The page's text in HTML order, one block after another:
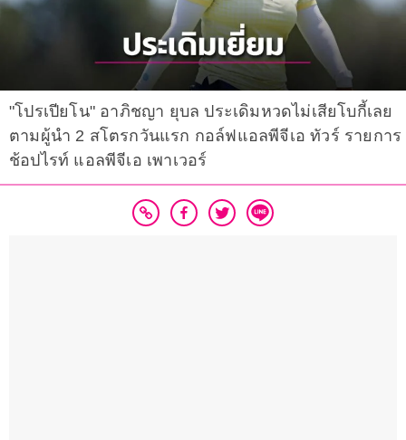
"โปรเปียโน" อาภิชญา ยุบล ประเดิมหวดไม่เสียโบกี้เลย
ตามผู้นำ 2 สโตรกวันแรก กอล์ฟแอลพีจีเอ ทัวร์ รายการ
ช้อปไรท์ แอลพีจีเอ เพาเวอร์